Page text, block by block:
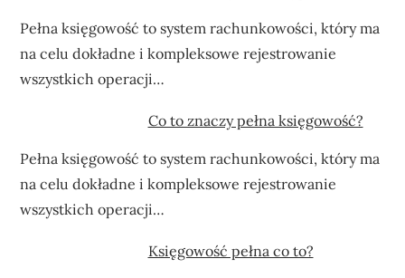
Pełna księgowość to system rachunkowości, który ma
na celu dokładne i kompleksowe rejestrowanie
wszystkich operacji…
Co to znaczy pełna księgowość?
Pełna księgowość to system rachunkowości, który ma
na celu dokładne i kompleksowe rejestrowanie
wszystkich operacji…
Księgowość pełna co to?